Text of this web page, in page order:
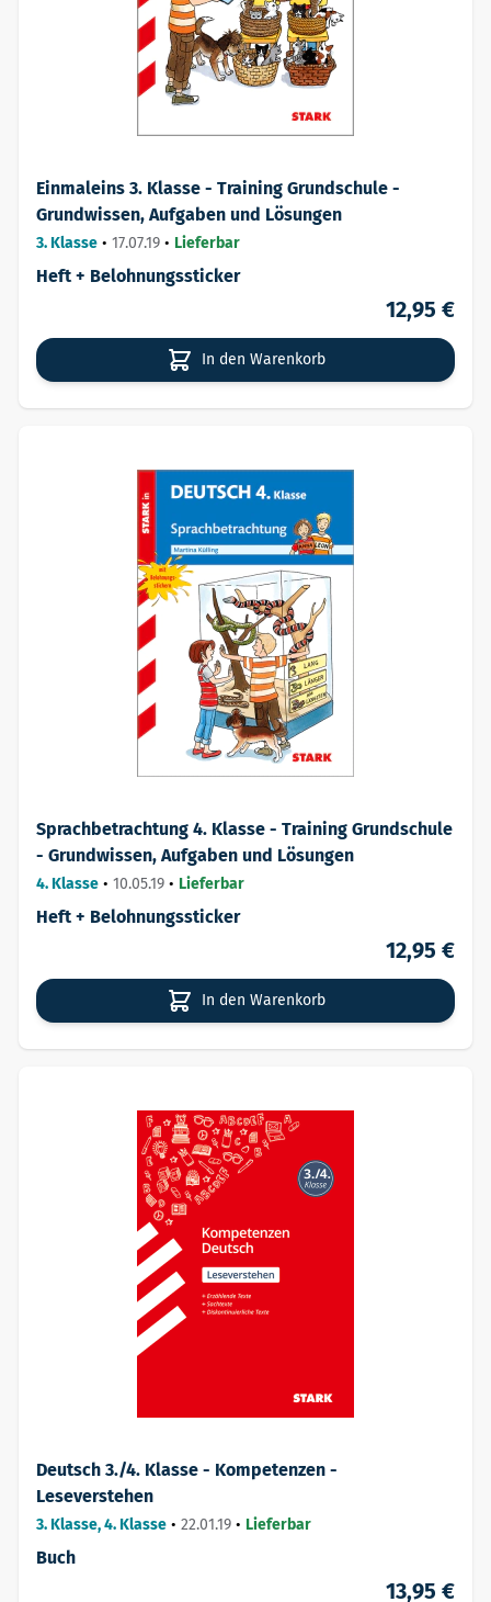
Einmaleins 3. Klasse - Training Grundschule -
Grundwissen, Aufgaben und Lösungen
3. Klasse • 17.07.19 • Lieferbar
Heft + Belohnungssticker
12,95 €
In den Warenkorb
Sprachbetrachtung 4. Klasse - Training Grundschule
- Grundwissen, Aufgaben und Lösungen
4. Klasse • 10.05.19 • Lieferbar
Heft + Belohnungssticker
12,95 €
In den Warenkorb
Deutsch 3./4. Klasse - Kompetenzen -
Leseverstehen
3. Klasse, 4. Klasse • 22.01.19 • Lieferbar
Buch
13,95 €